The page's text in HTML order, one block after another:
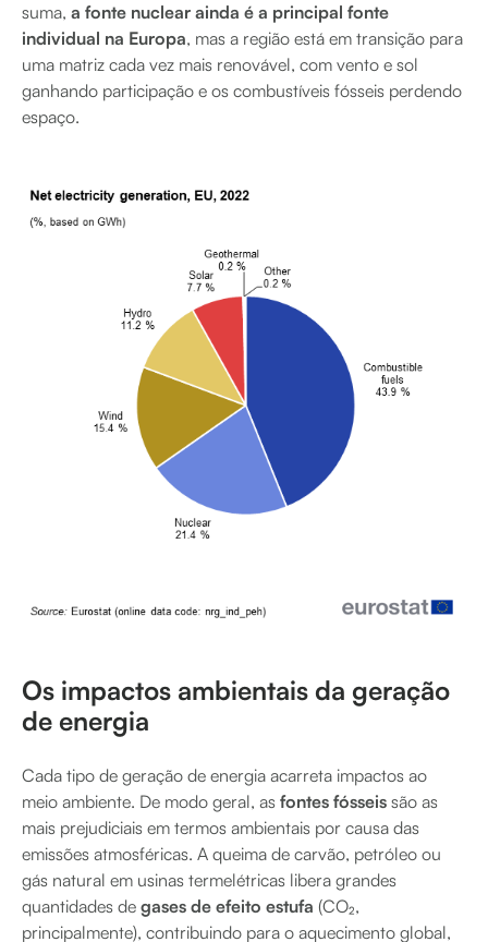
suma, a fonte nuclear ainda é a principal fonte
individual na Europa, mas a região está em transição para
uma matriz cada vez mais renovável, com vento e sol
ganhando participação e os combustíveis fósseis perdendo
espaço.
Os impactos ambientais da geração
de energia
Cada tipo de geração de energia acarreta impactos ao
meio ambiente. De modo geral, as fontes fósseis são as
mais prejudiciais em termos ambientais por causa das
emissões atmosféricas. A queima de carvão, petróleo ou
gás natural em usinas termelétricas libera grandes
quantidades de gases de efeito estufa (CO₂,
principalmente), contribuindo para o aquecimento global,